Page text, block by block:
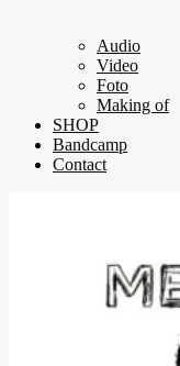
Audio
Video
Foto
Making of
SHOP
Bandcamp
Contact